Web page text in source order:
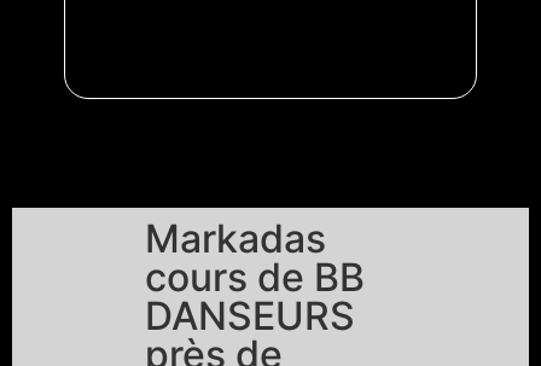
Markadas
cours de BB
DANSEURS
près de